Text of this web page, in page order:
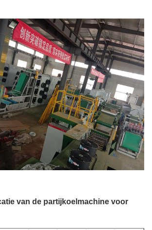
van de partijkoelmachine voor